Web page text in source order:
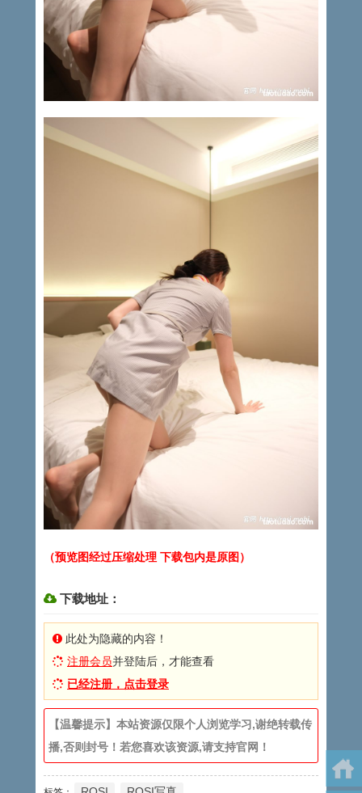
（预览图经过压缩处理 下载包内是原图）
下载地址：
此处为隐藏的内容！
注册会员并登陆后，才能查看
已经注册，点击登录
【温馨提示】本站资源仅限个人浏览学习,谢绝转载传
播,否则封号！若您喜欢该资源,请支持官网！